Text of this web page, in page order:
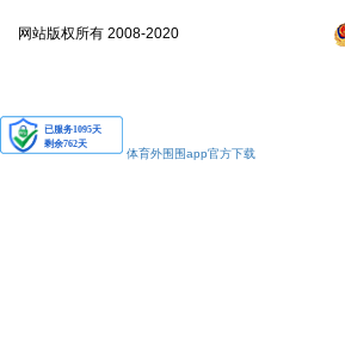
网站版权所有 2008-2020
体育外围围app官方下载